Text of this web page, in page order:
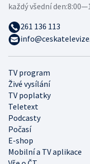
TV program
Živé vysílání
TV poplatky
Teletext
Podcasty
Počasí
E-shop
Mobilní a TV aplikace
každý všední den:
261 136 113